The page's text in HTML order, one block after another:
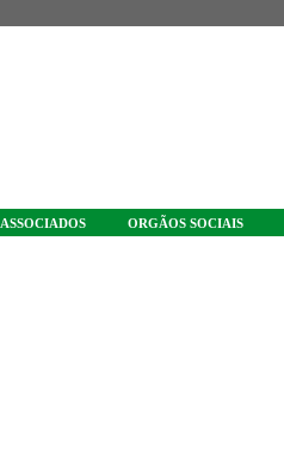
ASSOCIADOS ORGÃOS SOCIAIS